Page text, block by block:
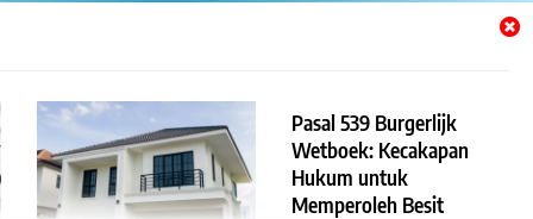
Pasal 539 Burgerlijk
Wetboek: Kecakapan
Hukum untuk
Memperoleh Besit